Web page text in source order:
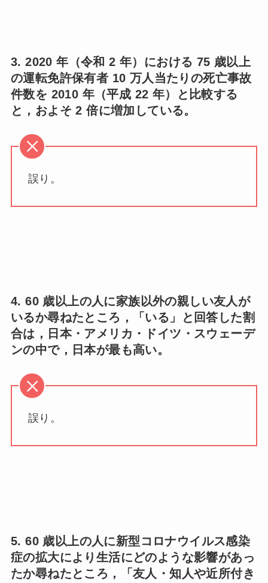
3. 2020 年（令和 2 年）における 75 歳以上
の運転免許保有者 10 万人当たりの死亡事故
件数を 2010 年（平成 22 年）と比較する
と，およそ 2 倍に増加している。
誤り。
4. 60 歳以上の人に家族以外の親しい友人が
いるか尋ねたところ，「いる」と回答した割
合は，日本・アメリカ・ドイツ・スウェーデ
ンの中で，日本が最も高い。
誤り。
5. 60 歳以上の人に新型コロナウイルス感染
症の拡大により生活にどのような影響があっ
たか尋ねたところ，「友人・知人や近所付き